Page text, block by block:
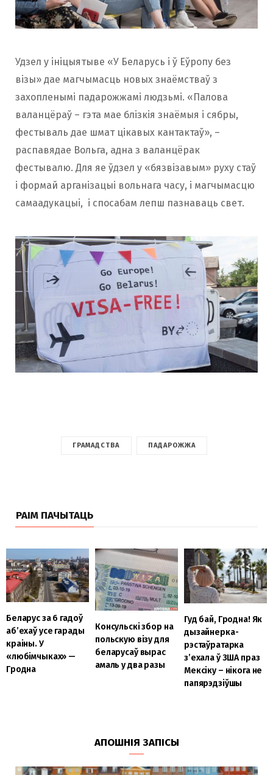
Удзел у ініцыятыве «У Беларусь і ў Еўропу без
візы» дае магчымасць новых знаёмстваў з
захопленымі падарожжамі людзьмі. «Палова
валанцёраў – гэта мае блізкія знаёмыя і сябры,
фестываль дае шмат цікавых кантактаў», –
распавядае Вольга, адна з валанцёрак
фестывалю. Для яе ўдзел у «бязвізавым» руху стаў
і формай арганізацыі вольнага часу, і магчымасцю
самаадукацыі, і спосабам лепш пазнаваць свет.
ГРАМАДСТВА ПАДАРОЖЖА
РАІМ ПАЧЫТАЦЬ
Беларус за 6 гадоў
аб’ехаў усе гарады
краіны. У
«любімчыках» —
Гродна
Консульскі збор на
польскую візу для
беларусаў вырас
амаль у два разы
Гуд бай, Гродна! Як
дызайнерка-
рэстаўратарка
з’ехала ў ЗША праз
Мексіку – нікога не
папярэдзіўшы
АПОШНІЯ ЗАПІСЫ